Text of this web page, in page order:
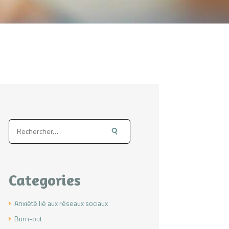
Rechercher :
Categories
Anxiété lié aux réseaux sociaux
Burn-out